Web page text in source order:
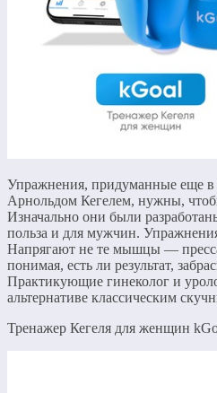
Упражнения, придуманные еще в
Арнольдом Кегелем, нужны,
Изначально они были
польза и для мужчин.
Напрягают не те мышцы —
понимая, есть ли результат,
Практикующие гинеколог и
альтернативе классическим
Тренажер Кегеля для женщин